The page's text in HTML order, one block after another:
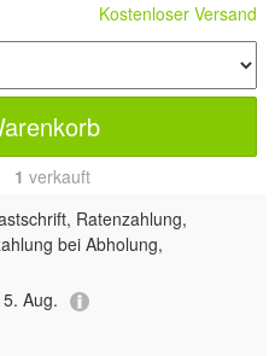
Kostenloser Versand
1 verkauft
Ratenzahlung,
bei Abholung,
Aug.